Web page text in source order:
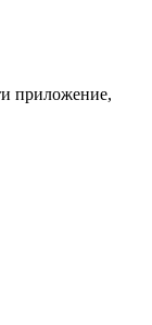
приложение,